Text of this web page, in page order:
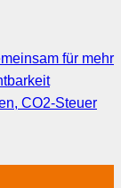
für mehr
CO2-Steuer